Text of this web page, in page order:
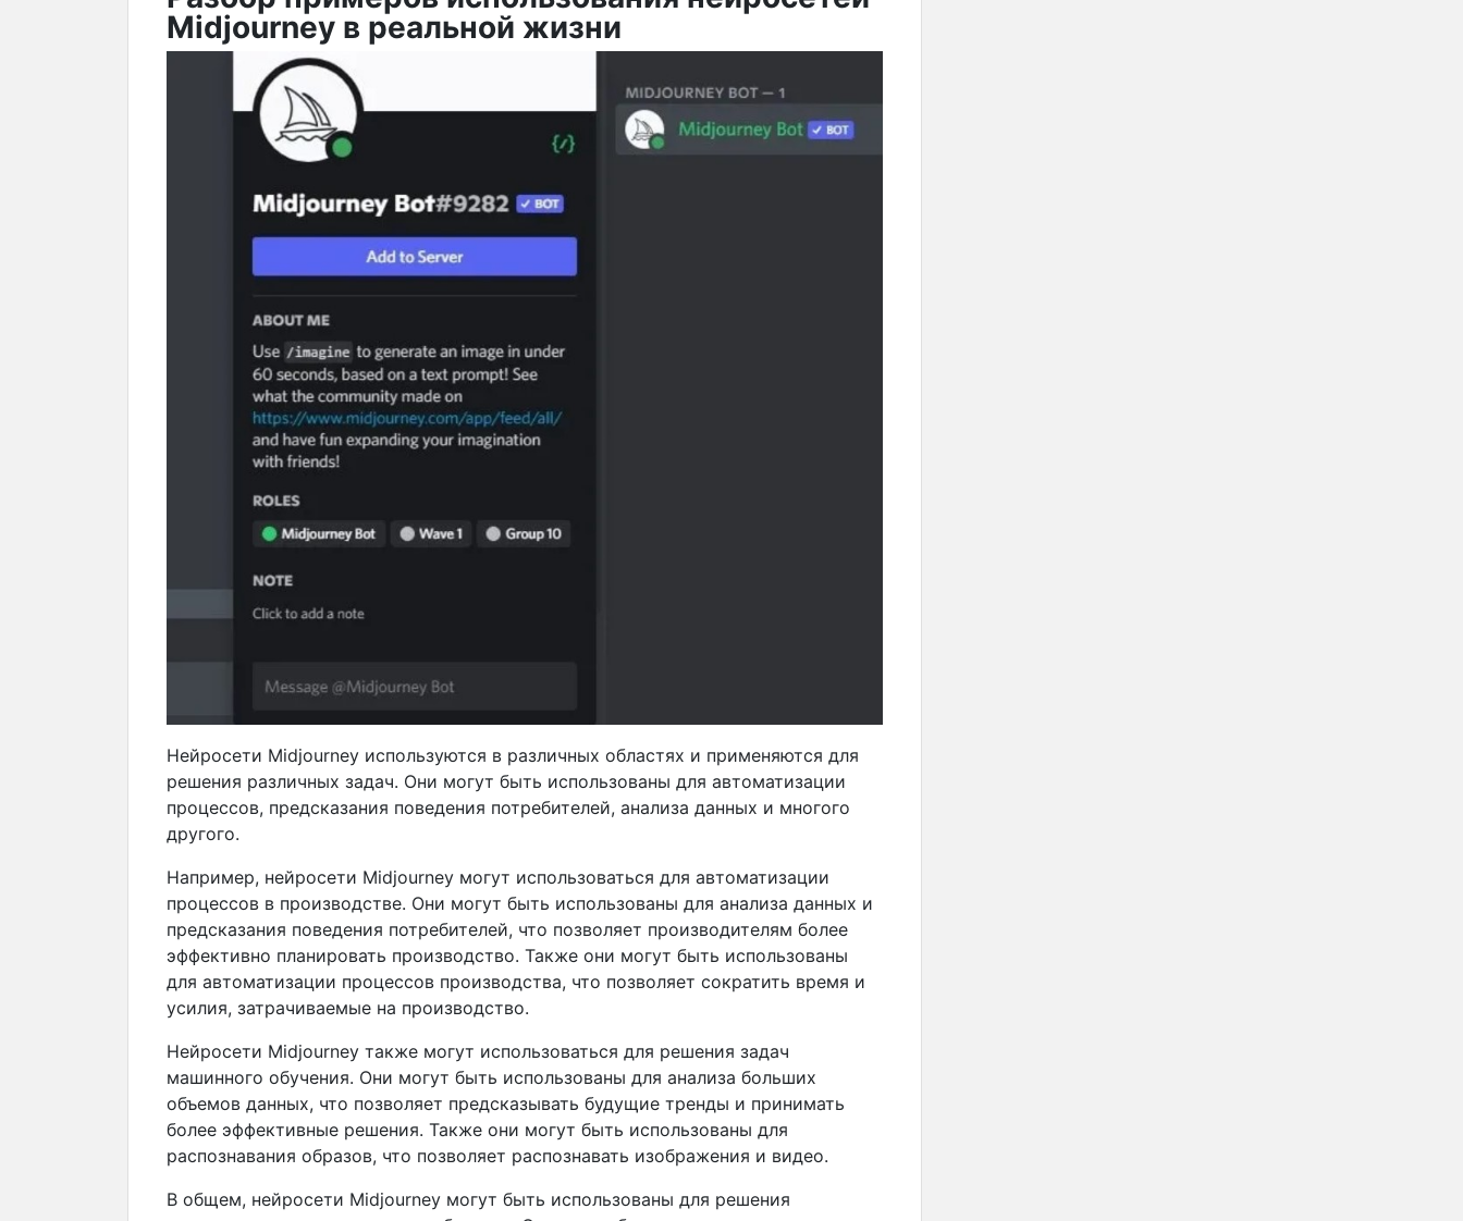
Midjourney в реальной жизни
Нейросети Midjourney используются в различных областях и применяются для
решения различных задач. Они могут быть использованы для автоматизации
процессов, предсказания поведения потребителей, анализа данных и многого
другого.
Например, нейросети Midjourney могут использоваться для автоматизации
процессов в производстве. Они могут быть использованы для анализа данных и
предсказания поведения потребителей, что позволяет производителям более
эффективно планировать производство. Также они могут быть использованы
для автоматизации процессов производства, что позволяет сократить время и
усилия, затрачиваемые на производство.
Нейросети Midjourney также могут использоваться для решения задач
машинного обучения. Они могут быть использованы для анализа больших
объемов данных, что позволяет предсказывать будущие тренды и принимать
более эффективные решения. Также они могут быть использованы для
распознавания образов, что позволяет распознавать изображения и видео.
В общем, нейросети Midjourney могут быть использованы для решения